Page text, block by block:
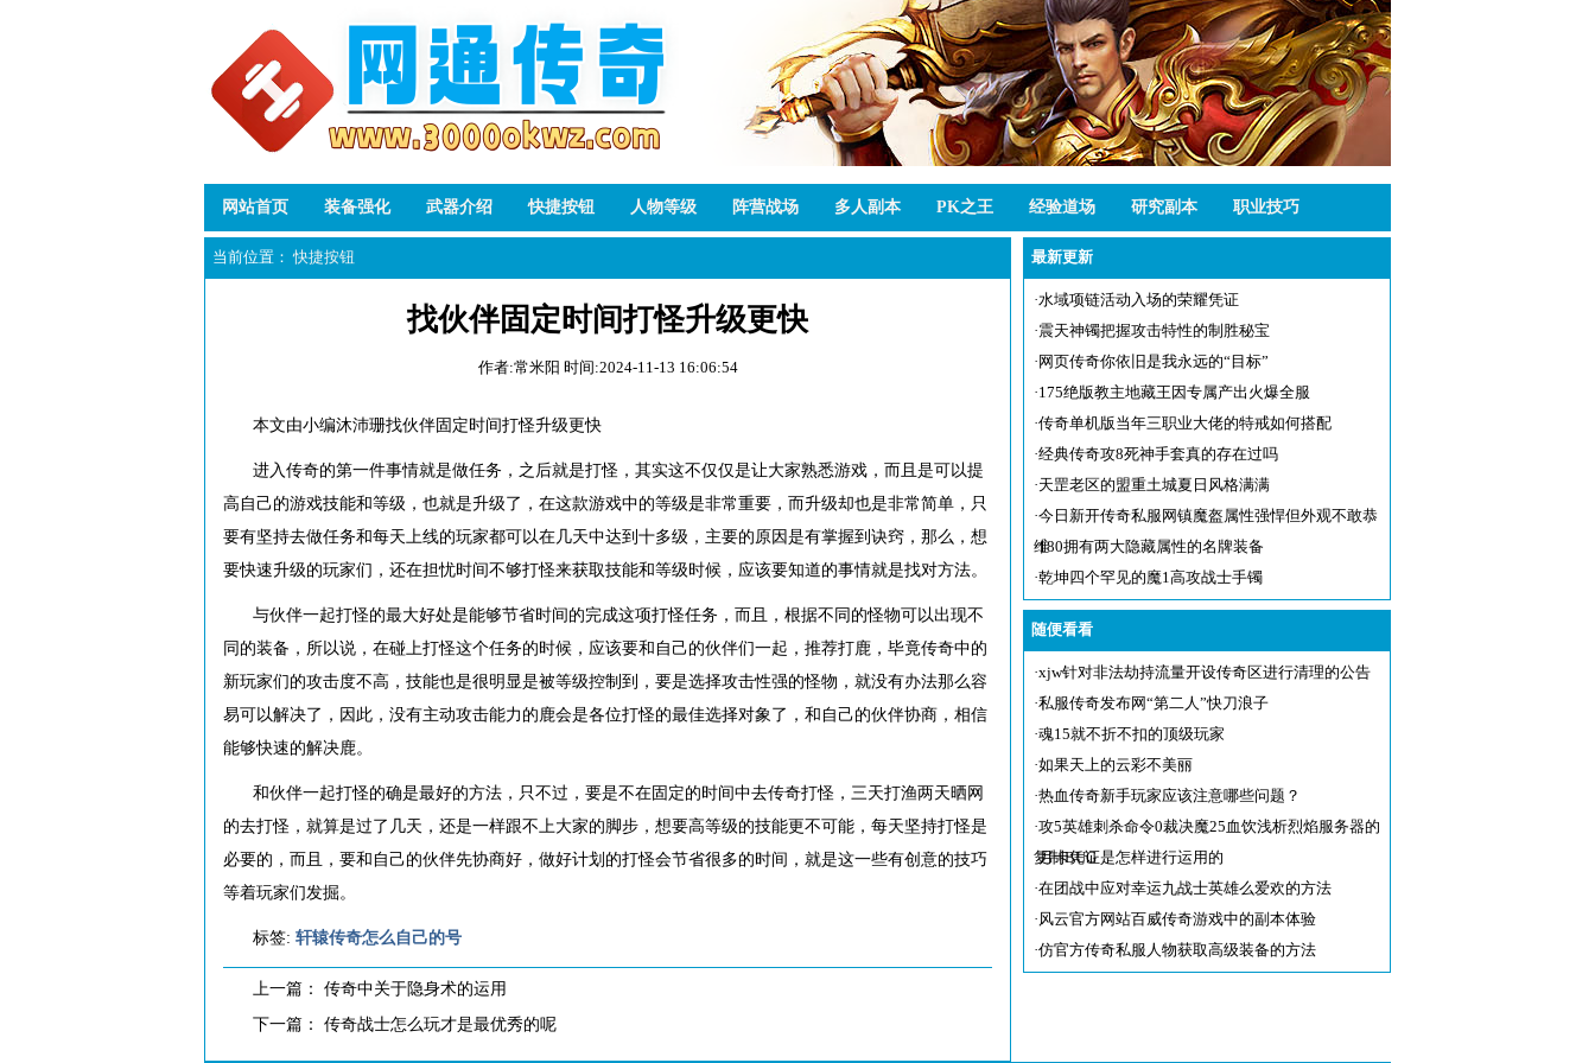
网站首页 装备强化 武器介绍 快捷按钮 人物等级 阵营战场 多人副本 PK之王 经验道场 研究副本 职业技巧
当前位置：快捷按钮
找伙伴固定时间打怪升级更快
作者:常米阳 时间:2024-11-13 16:06:54
本文由小编沐沛珊找伙伴固定时间打怪升级更快
进入传奇的第一件事情就是做任务，之后就是打怪，其实这不仅仅是让大家熟悉游戏，而且是可以提
高自己的游戏技能和等级，也就是升级了，在这款游戏中的等级是非常重要，而升级却也是非常简单，只
要有坚持去做任务和每天上线的玩家都可以在几天中达到十多级，主要的原因是有掌握到诀窍，那么，想
要快速升级的玩家们，还在担忧时间不够打怪来获取技能和等级时候，应该要知道的事情就是找对方法。
与伙伴一起打怪的最大好处是能够节省时间的完成这项打怪任务，而且，根据不同的怪物可以出现不
同的装备，所以说，在碰上打怪这个任务的时候，应该要和自己的伙伴们一起，推荐打鹿，毕竟传奇中的
新玩家们的攻击度不高，技能也是很明显是被等级控制到，要是选择攻击性强的怪物，就没有办法那么容
易可以解决了，因此，没有主动攻击能力的鹿会是各位打怪的最佳选择对象了，和自己的伙伴协商，相信
能够快速的解决鹿。
和伙伴一起打怪的确是最好的方法，只不过，要是不在固定的时间中去传奇打怪，三天打渔两天晒网
的去打怪，就算是过了几天，还是一样跟不上大家的脚步，想要高等级的技能更不可能，每天坚持打怪是
必要的，而且，要和自己的伙伴先协商好，做好计划的打怪会节省很多的时间，就是这一些有创意的技巧
等着玩家们发掘。
标签: 轩辕传奇怎么自己的号
上一篇： 传奇中关于隐身术的运用
下一篇： 传奇战士怎么玩才是最优秀的呢
最新更新
·水域项链活动入场的荣耀凭证
·震天神镯把握攻击特性的制胜秘宝
· 网页传奇你依旧是我永远的“目标”
·175绝版教主地藏王因专属产出火爆全服
·传奇单机版当年三职业大佬的特戒如何搭配
·经典传奇攻8死神手套真的存在过吗
·天罡老区的盟重土城夏日风格满满
·今日新开传奇私服网镇魔盔属性强悍但外观不敢恭
维
·180拥有两大隐藏属性的名牌装备
·乾坤四个罕见的魔1高攻战士手镯
随便看看
·xjw针对非法劫持流量开设传奇区进行清理的公告
·私服传奇发布网“第二人”快刀浪子
·魂15就不折不扣的顶级玩家
·如果天上的云彩不美丽
·热血传奇新手玩家应该注意哪些问题？
·攻5英雄刺杀命令0裁决魔25血饮浅析烈焰服务器的
复制BUG
·月卡凭证是怎样进行运用的
·在团战中应对幸运九战士英雄么爱欢的方法
·风云官方网站百威传奇游戏中的副本体验
·仿官方传奇私服人物获取高级装备的方法